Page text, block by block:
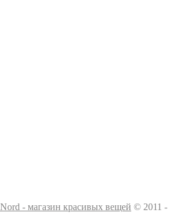
- магазин красивых вещей © 2011 -